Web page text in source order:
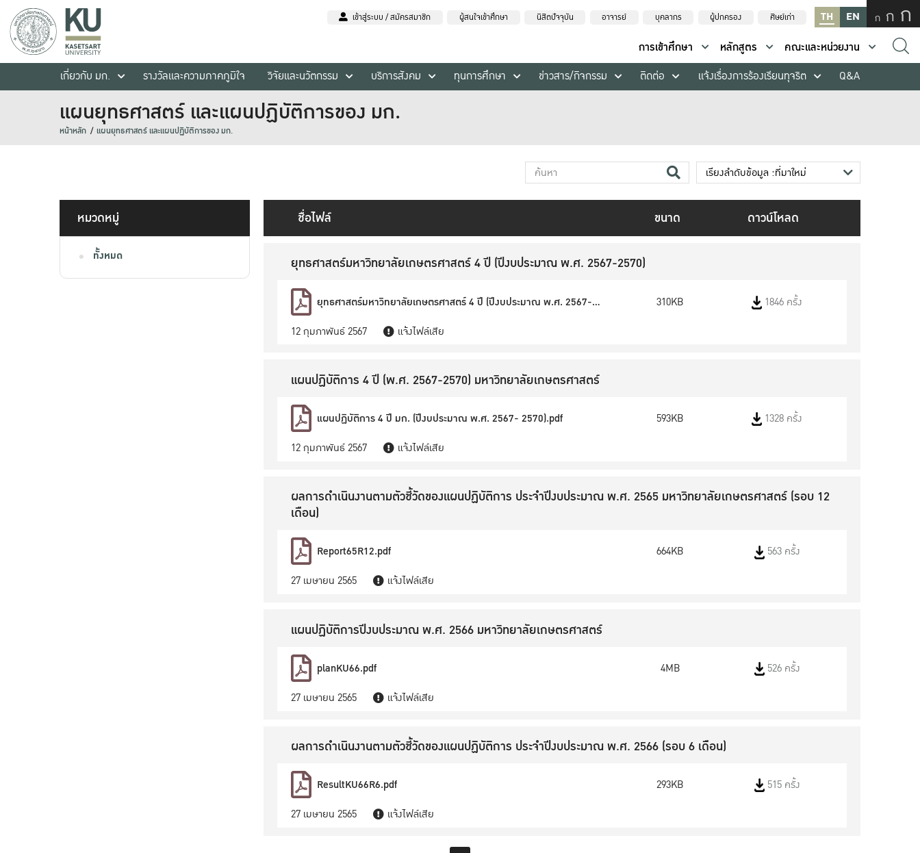
เข้าสู่ระบบ / สมัครสมาชิก ผู้สนใจเข้าศึกษา นิสิตปัจจุบัน อาจารย์ บุคลากร ผู้ปกครอง ศิษย์เก่า TH EN ก ก ก
การเข้าศึกษา หลักสูตร
คณะและหน่วยงาน
เกี่ยวกับ มก.
รางวัลและความภาคภูมิใจ วิจัยและนวัตกรรม บริการสังคม ทุนการศึกษา ข่าวสาร/กิจกรรม ติดต่อ แจ้งเรื่องการร้องเรียนทุจริต Q&A
แผนยุทธศาสตร์ และแผนปฏิบัติการของ มก.
หน้าหลัก แผนยุทธศาสตร์ และแผนปฏิบัติการของ มก.
หมวดหมู่
ทั้งหมด
ชื่อไฟล์ ขนาด ดาวน์โหลด
ยุทธศาสตร์มหาวิทยาลัยเกษตรศาสตร์ 4 ปี (ปีงบประมาณ พ.ศ. 2567-2570)
ยุทธศาสตร์มหาวิทยาลัยเกษตรศาสตร์ 4 ปี (ปีงบประมาณ พ.ศ. 2567-
12 กุมภาพันธ์ 2567
แจ้งไฟล์เสีย
310KB 1846 ครั้ง
แผนปฏิบัติการ 4 ปี (พ.ศ. 2567-2570) มหาวิทยาลัยเกษตรศาสตร์
แผนปฏิบัติการ 4 ปี มก. (ปีงบประมาณ พ.ศ. 2567- 2570).pdf
12 กุมภาพันธ์ 2567
แจ้งไฟล์เสีย
593KB 1328 ครั้ง
ผลการดำเนินงานตามตัวชี้วัดของแผนปฏิบัติการ ประจำปีงบประมาณ พ.ศ. 2565 มหาวิทยาลัยเกษตรศาสตร์ (รอบ 12
เดือน)
Report65R12.pdf
27 เมษายน 2565
แจ้งไฟล์เสีย
664KB 563 ครั้ง
แผนปฏิบัติการปีงบประมาณ พ.ศ. 2566 มหาวิทยาลัยเกษตรศาสตร์
planKU66.pdf
27 เมษายน 2565
แจ้งไฟล์เสีย
4MB 526 ครั้ง
ผลการดำเนินงานตามตัวชี้วัดของแผนปฏิบัติการ ประจำปีงบประมาณ พ.ศ. 2566 (รอบ 6 เดือน)
ResultKU66R6.pdf
27 เมษายน 2565
แจ้งไฟล์เสีย
293KB 515 ครั้ง